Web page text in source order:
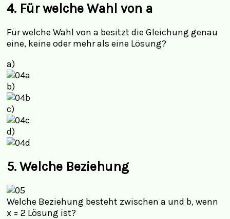
4. Für welche Wahl von a
Für welche Wahl von a besitzt die Gleichung genau
eine, keine oder mehr als eine Lösung?
a)
b)
c)
d)
5. Welche Beziehung
Welche Beziehung besteht zwischen a und b, wenn
x = 2 Lösung ist?